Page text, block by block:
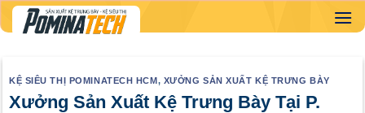
Skip
to
KỆ SIÊU THỊ POMINATECH HCM, XƯỞNG SẢN XUẤT KỆ TRƯNG BÀY
Xưởng Sản Xuất Kệ Trưng Bày Tại P.